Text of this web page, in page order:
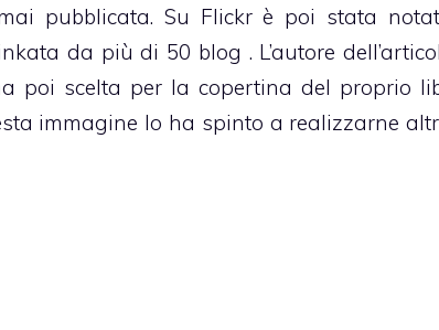
pubblicata. Su Flickr è poi stata
da più di 50 blog . L’autore
poi scelta per la copertina del proprio
immagine lo ha spinto a realizzarne